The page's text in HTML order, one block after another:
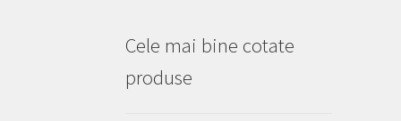
Cele mai bine cotate
produse